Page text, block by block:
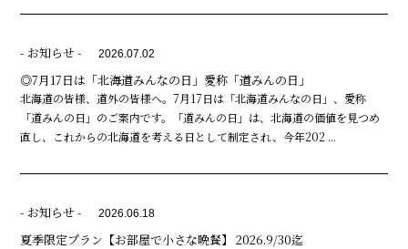
- お知らせ - 2026.07.02
◎7月17日は「北海道みんなの日」愛称「道みんの日」
北海道の皆様、道外の皆様へ。7月17日は「北海道みんなの日」、愛称
「道みんの日」のご案内です。「道みんの日」は、北海道の価値を見つめ
直し、これからの北海道を考える日として制定され、今年202 ...
- お知らせ - 2026.06.18
夏季限定プラン【お部屋で小さな晩餐】 2026.9/30迄